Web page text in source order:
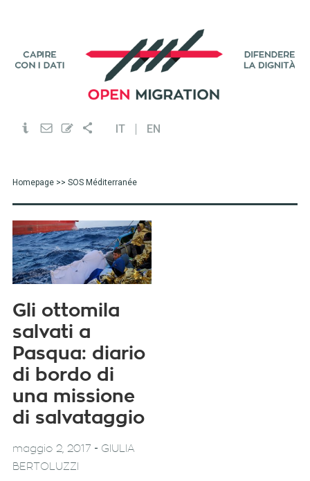
IT EN
Homepage>> SOS Méditerranée
Gli ottomila
salvati a
Pasqua: diario
di bordo di
una missione
di salvataggio
maggio 2, 2017 - GIULIA
BERTOLUZZI